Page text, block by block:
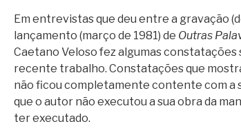
Em entrevistas que deu entre a gravação
lançamento (março de 1981) de Outras
Caetano Veloso fez algumas constatações
recente trabalho. Constatações que
não ficou completamente contente com a
que o autor não executou a sua obra da
ter executado.